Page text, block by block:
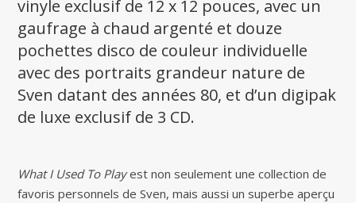
vinyle exclusif de 12 x 12 pouces, avec un
gaufrage à chaud argenté et douze
pochettes disco de couleur individuelle
avec des portraits grandeur nature de
Sven datant des années 80, et d’un digipak
de luxe exclusif de 3 CD.
What I Used To Playest non seulement une collection de
favoris personnels de Sven, mais aussi un superbe aperçu